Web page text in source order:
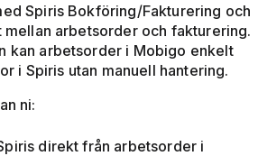
Spiris Bokföring/Fakturering och
arbetsorder och fakturering.
kan arbetsorder i Mobigo enkelt
i Spiris utan manuell hantering.
ni:
direkt från arbetsorder i